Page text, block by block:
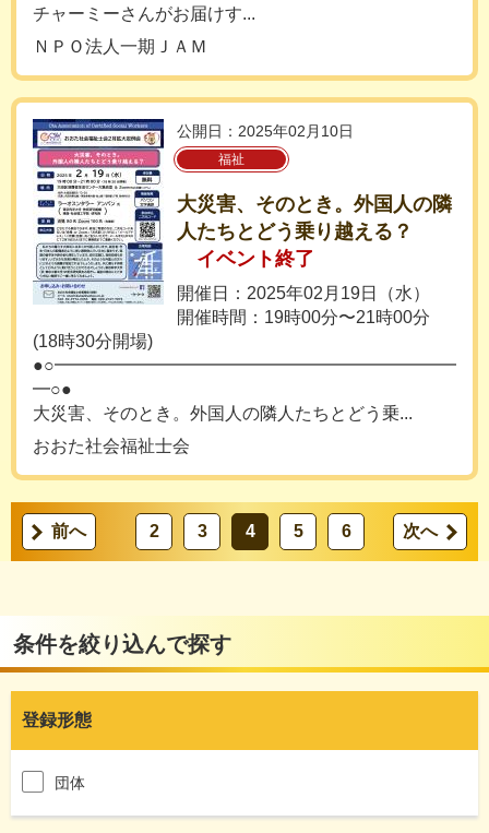
チャーミーさんがお届けす...
ＮＰＯ法人一期ＪＡＭ
公開日：2025年02月10日
福祉
大災害、そのとき。外国人の隣
人たちとどう乗り越える？
イベント終了
開催日：2025年02月19日（水）
開催時間：19時00分〜21時00分
(18時30分開場)
●○━━━━━━━━━━━━━━━━━━━━━━━
━○●
大災害、そのとき。外国人の隣人たちとどう乗...
おおた社会福祉士会
前へ 2 3 4 5 6 次へ
条件を絞り込んで探す
登録形態
団体